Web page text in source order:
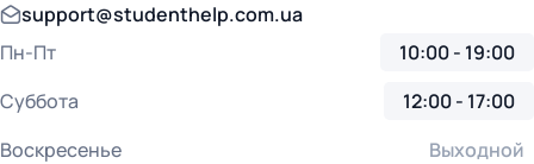
support@studenthelp.com.ua
Пн-Пт
10:00 - 19:00
Суббота
12:00 - 17:00
Воскресенье
Выходной